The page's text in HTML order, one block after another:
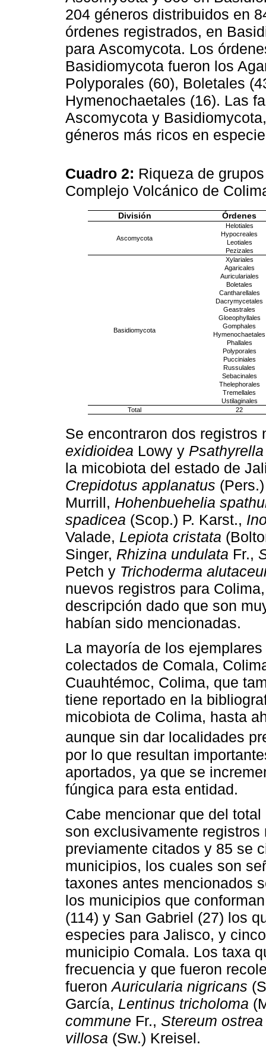
204 géneros distribuidos en
órdenes registrados, en
para Ascomycota. Los
Basidiomycota fueron los
Polyporales (60), Boletales
Hymenochaetales (16). Las
Ascomycota y
géneros más ricos en
Cuadro 2: Riqueza de
Complejo Volcánico de
División Órdenes
Ascomycota
Helotiales
Hypocreales
Leotiales
Pezizales
Basidiomycota
Xylariales
Agaricales
Auriculariales
Boletales
Cantharellales
Dacrymycetales
Geastrales
Gloeophyllales
Gomphales
Hymenochaetales
Phallales
Polyporales
Pucciniales
Russulales
Sebacinales
Thelephorales
Tremellales
Ustilaginales
Total
22
Se encontraron dos
exidioidea Lowy y
la micobiota del estado de
Crepidotus applanatus
Murrill, Hohenbuehelia
spadicea (Scop.) P. Karst.,
Valade, Lepiota cristata
Singer, Rhizina undulata Fr.,
Petch y Trichoderma
nuevos registros para
descripción dado que son
habían sido mencionadas.
La mayoría de los
colectados de Comala,
Cuauhtémoc, Colima, que
tiene reportado en la
micobiota de Colima, hasta
aunque sin dar localidades
por lo que resultan
aportados, ya que se
fúngica para esta entidad.
Cabe mencionar que del
son exclusivamente
previamente citados y 85 se
municipios, los cuales son
taxones antes mencionados
los municipios que
(114) y San Gabriel (27) los
especies para Jalisco, y
municipio Comala. Los taxa
frecuencia y que fueron
fueronAuricularia nigricans
García, Lentinus tricholoma
commune Fr., Stereum ostrea
villosa (Sw.) Kreisel.